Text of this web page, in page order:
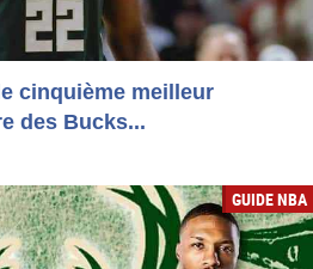
cinquième meilleur
des Bucks...
GUIDE NBA